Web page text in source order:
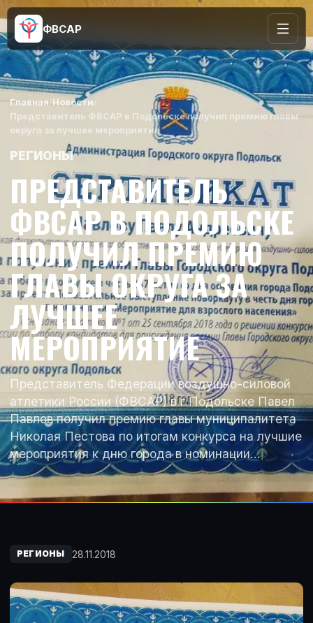
ФВСАР
Главная /Новости
Представитель ФВСАР в Подольске получил премию главы
округа за лучшее мероприятие
РЕГИОНЫ
ПРЕДСТАВИТЕЛЬ
ФВСАР В ПОДОЛЬСКЕ
ПОЛУЧИЛ ПРЕМИЮ
ГЛАВЫ ОКРУГА ЗА
ЛУЧШЕЕ
МЕРОПРИЯТИЕ
Представитель Федерации воздушно-силовой
атлетики России (ФВСАР) в г.Подольске Павел
Павлов получил премию главы муниципалитета
Николая Пестова по итогам конкурса на лучшие
мероприятия к дню города в номинации…
РЕГИОНЫ 28.11.2018